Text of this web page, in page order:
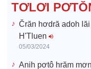
TƠLƠI
Črăn hơdră adoh
H'Tluen
05/03/2024
Anih pơtô hrăm